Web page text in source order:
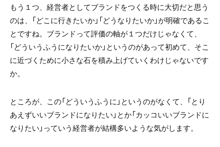
もう１つ、経営者としてブランドをつくる時に大切だと思う
のは、「どこに行きたいか」「どうなりたいか」が明確であるこ
とですね。ブランドって評価の軸が１つだけじゃなくて、
「どういうふうになりたいか」というのがあって初めて、そこ
に近づくために小さな石を積み上げていくわけじゃないです
か。
ところが、この「どういうふうに」というのがなくて、「とり
あえずいいブランドになりたい」とか「カッコいいブランドに
なりたい」っていう経営者が結構多いような気がします。